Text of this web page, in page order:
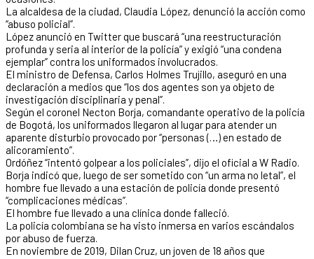
La alcaldesa de la ciudad, Claudia López, denunció la acción como
“abuso policial”.
López anunció en Twitter que buscará “una reestructuración
profunda y seria al interior de la policía” y exigió “una condena
ejemplar” contra los uniformados involucrados.
El ministro de Defensa, Carlos Holmes Trujillo, aseguró en una
declaración a medios que “los dos agentes son ya objeto de
investigación disciplinaria y penal”.
Según el coronel Necton Borja, comandante operativo de la policía
de Bogotá, los uniformados llegaron al lugar para atender un
aparente disturbio provocado por “personas (…) en estado de
alicoramiento”.
Ordóñez “intentó golpear a los policiales”, dijo el oficial a W Radio.
Borja indicó que, luego de ser sometido con “un arma no letal”, el
hombre fue llevado a una estación de policía donde presentó
“complicaciones médicas”.
El hombre fue llevado a una clínica donde falleció.
La policía colombiana se ha visto inmersa en varios escándalos
por abuso de fuerza.
En noviembre de 2019, Dilan Cruz, un joven de 18 años que